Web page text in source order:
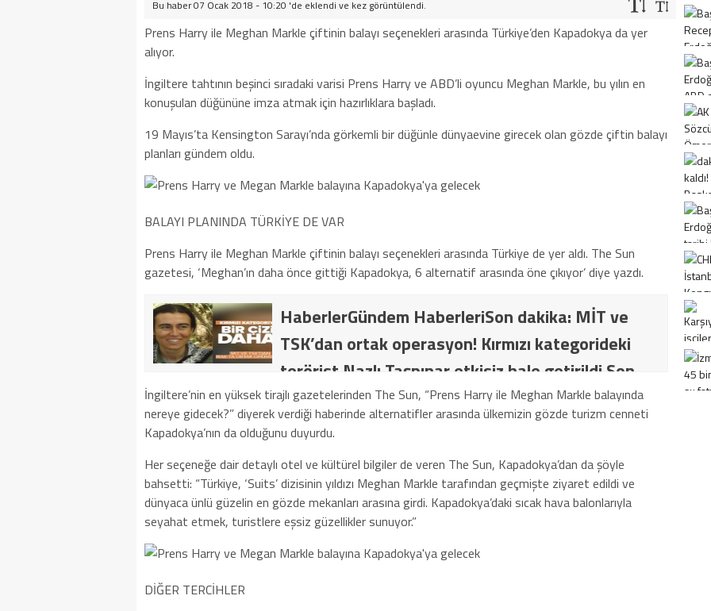
Bu haber 07 Ocak 2018 - 10:20 'de eklendi ve kez görüntülendi.
Prens Harry ile Meghan Markle çiftinin balayı seçenekleri arasında Türkiye’den Kapadokya da yer
alıyor.
İngiltere tahtının beşinci sıradaki varisi Prens Harry ve ABD’li oyuncu Meghan Markle, bu yılın en
konuşulan düğününe imza atmak için hazırlıklara başladı.
19 Mayıs’ta Kensington Sarayı’nda görkemli bir düğünle dünyaevine girecek olan gözde çiftin balayı
planları gündem oldu.
BALAYI PLANINDA TÜRKİYE DE VAR
Prens Harry ile Meghan Markle çiftinin balayı seçenekleri arasında Türkiye de yer aldı. The Sun
gazetesi, ‘Meghan’ın daha önce gittiği Kapadokya, 6 alternatif arasında öne çıkıyor’ diye yazdı.
HaberlerGündem HaberleriSon dakika: MİT ve
TSK’dan ortak operasyon! Kırmızı kategorideki
terörist Nazlı Taşpınar etkisiz hale getirildi Son
dakika: MİT ve TSK’dan ortak operasyon! Kırmızı
kategorideki terörist Nazlı Taşpınar etkisiz hale
İngiltere’nin en yüksek tirajlı gazetelerinden The Sun, “Prens Harry ile Meghan Markle balayında
nereye gidecek?” diyerek verdiği haberinde alternatifler arasında ülkemizin gözde turizm cenneti
Kapadokya’nın da olduğunu duyurdu.
Her seçeneğe dair detaylı otel ve kültürel bilgiler de veren The Sun, Kapadokya’dan da şöyle
bahsetti: “Türkiye, ‘Suits’ dizisinin yıldızı Meghan Markle tarafından geçmişte ziyaret edildi ve
dünyaca ünlü güzelin en gözde mekanları arasına girdi. Kapadokya’daki sıcak hava balonlarıyla
seyahat etmek, turistlere eşsiz güzellikler sunuyor.”
DİĞER TERCİHLER